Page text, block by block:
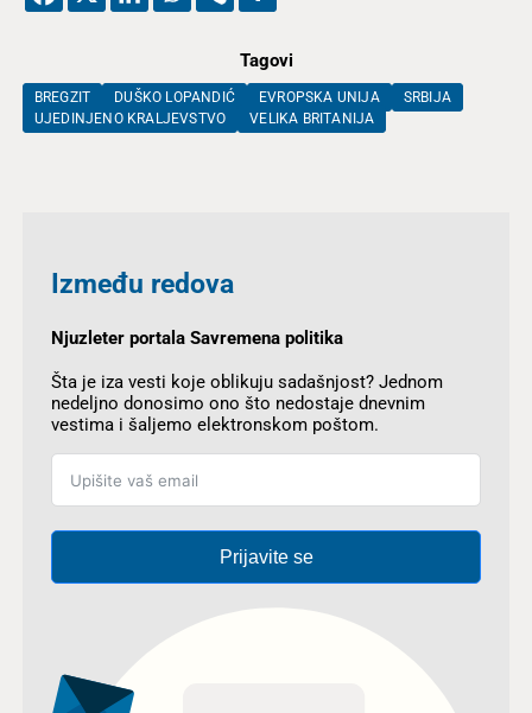
Tagovi
BREGZIT DUŠKO LOPANDIĆ EVROPSKA UNIJA
SRBIJA
UJEDINJENO KRALJEVSTVO
VELIKA BRITANIJA
Između redova
Njuzleter portala Savremena politika
Šta je iza vesti koje oblikuju sadašnjost? Jednom
nedeljno donosimo ono što nedostaje dnevnim
vestima i šaljemo elektronskom poštom.
Prijavite se